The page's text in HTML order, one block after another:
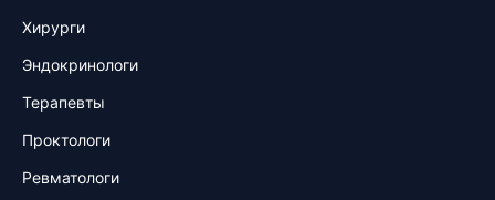
Хирурги
Эндокринологи
Терапевты
Проктологи
Ревматологи